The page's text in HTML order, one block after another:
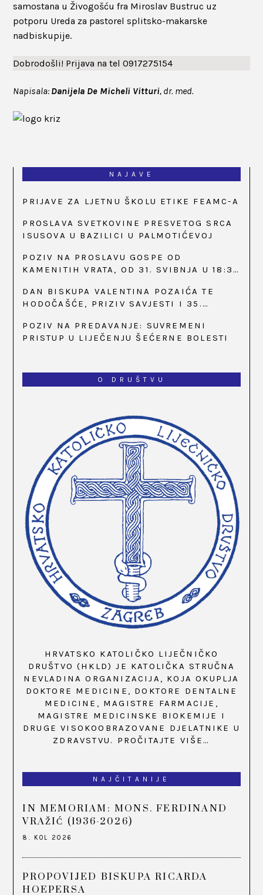
samostana u Živogošću fra Miroslav Bustruc uz
potporu Ureda za pastorel splitsko-makarske
nadbiskupije.
Dobrodošli! Prijava na tel 0917275154
Napisala: Danijela De Micheli Vitturi, dr. med.
NAJAVE
PRIJAVE ZA LJETNU ŠKOLU ETIKE FEAMC-A
PROSLAVA SVETKOVINE PRESVETOG SRCA
ISUSOVA U BAZILICI U PALMOTIĆEVOJ
POZIV NA PROSLAVU GOSPE OD
KAMENITIH VRATA, OD 31. SVIBNJA U 18:30
DAN BISKUPA VALENTINA POZAIĆA TE
HODOČAŠĆE, PRIZIV SAVJESTI I 35.
BISTRICI, OD 15. DO 17. SVIBNJA
POZIV NA PREDAVANJE: SUVREMENI
PRISTUP U LIJEČENJU ŠEĆERNE BOLESTI
O DRUŠTVU
HRVATSKO KATOLIČKO LIJEČNIČKO
DRUŠTVO (HKLD) JE KATOLIČKA STRUČNA
NEVLADINA ORGANIZACIJA, KOJA OKUPLJA
DOKTORE MEDICINE, DOKTORE DENTALNE
MEDICINE, MAGISTRE FARMACIJE,
MAGISTRE MEDICINSKE BIOKEMIJE I
DRUGE VISOKOOBRAZOVANE DJELATNIKE U
ZDRAVSTVU. PROČITAJTE VIŠE…
NAJČITANIJE
IN MEMORIAM: MONS. FERDINAND
VRAŽIĆ (1936-2026)
8. KOL 2026
PROPOVIJED BISKUPA RICARDA
HOEPERSA